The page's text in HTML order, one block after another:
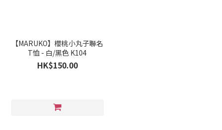
【MARUKO】櫻桃小丸子聯名
T恤 - 白/黑色 K104
HK$150.00